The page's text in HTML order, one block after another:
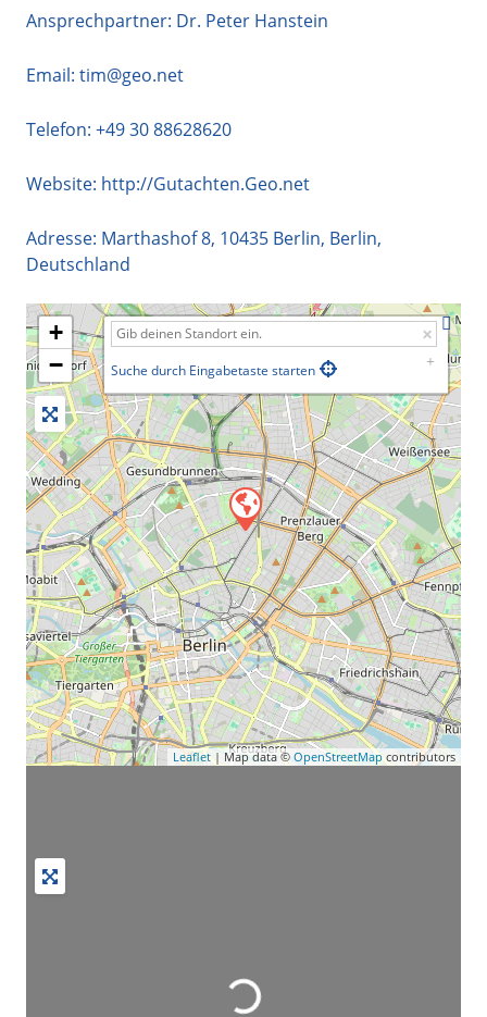
Ansprechpartner: Dr. Peter Hanstein
Email: tim@geo.net
Telefon: +49 30 88628620
Website: http://Gutachten.Geo.net
Adresse: Marthashof 8, 10435 Berlin, Berlin,
Deutschland
+
−
Suche durch Eingabetaste starten
Leaflet| Map data © OpenStreetMap contributors
Wird geladen …